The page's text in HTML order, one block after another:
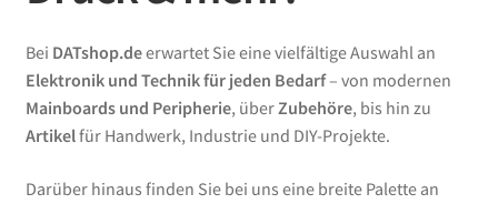
Bei DATshop.deerwartet Sie eine vielfältige Auswahl an
Elektronik und Technik für jeden Bedarf– von modernen
Mainboards und Peripherie, überZubehöre, bis hin zu
Artikelfür Handwerk, Industrie und DIY-Projekte.
Darüber hinaus finden Sie bei uns eine breite Palette an